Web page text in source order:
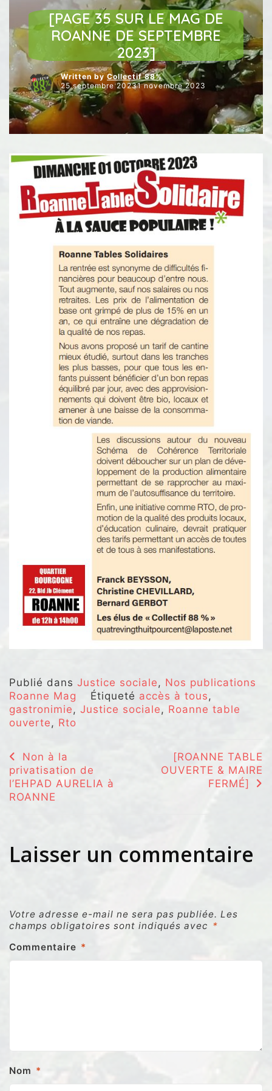
[PAGE 35 SUR LE MAG DE
ROANNE DE SEPTEMBRE
2023]
Written byCollectif 88%
25 septembre 20231 novembre 2023
Publié dans Justice sociale , Nos publications
Roanne Mag
Étiqueté accès à tous ,
gastronimie , Justice sociale, Roanne table
ouverte, Rto
Navigation
de
l’article
Non à la
privatisation de
l’EHPAD AURELIA à
ROANNE
[ROANNE TABLE
OUVERTE & MAIRE
FERMÉ]
Laisser un commentaire
Votre adresse e-mail ne sera pas publiée. Les
champs obligatoires sont indiqués avec *
Commentaire *
Nom *